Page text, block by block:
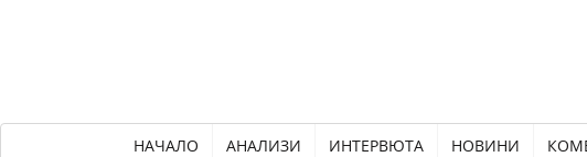
НАЧАЛО АНАЛИЗИ ИНТЕРВЮТА НОВИНИ